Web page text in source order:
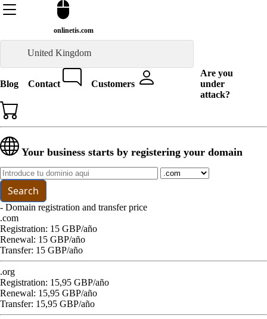
onlinetis.com
United Kingdom
Blog Contact Customers
Are you
under
attack?
Your business starts by registering your domain
Search
- Domain registration and transfer price
.com
Registration: 15 GBP/año
Renewal: 15 GBP/año
Transfer: 15 GBP/año
.org
Registration: 15,95 GBP/año
Renewal: 15,95 GBP/año
Transfer: 15,95 GBP/año